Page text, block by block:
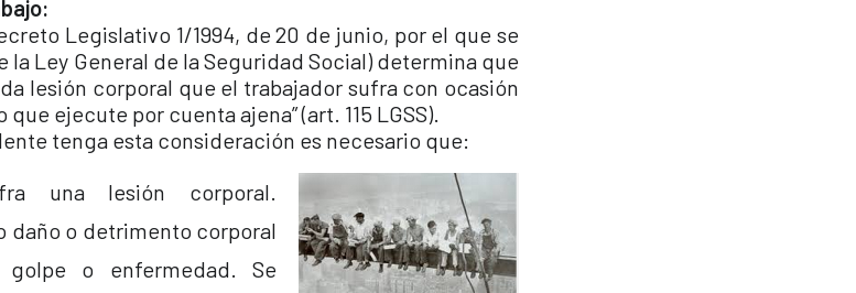
Legislativo 1/1994, de 20 de junio, por el que se
Ley General de la Seguridad Social) determina que
lesión corporal que el trabajador sufra con ocasión
ejecute por cuenta ajena” (art. 115 LGSS).
tenga esta consideración es necesario que:
una lesión corporal.
daño o detrimento corporal
o enfermedad. Se